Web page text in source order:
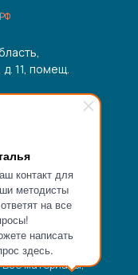
контакт для
методисты
на все
написать
здесь.
материалы,
д. 11, помещ.